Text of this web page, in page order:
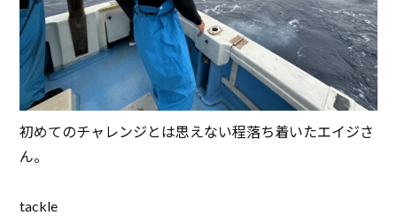
初めてのチャレンジとは思えない程落ち着いたエイジさ
ん。
tackle